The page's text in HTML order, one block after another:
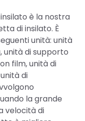
è la nostra
di insilato. È
unità: unità
unità di supporto
film, unità di
di
la grande
velocità di